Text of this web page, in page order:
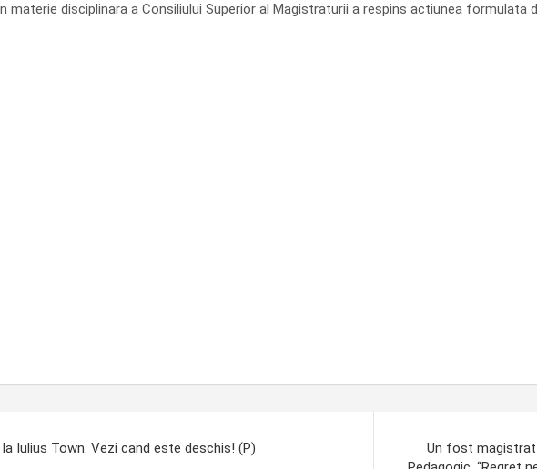
materie disciplinara a Consiliului Superior al Magistraturii a respins actiunea formulata
Iulius Town. Vezi cand este deschis! (P)
Un fost magistrat